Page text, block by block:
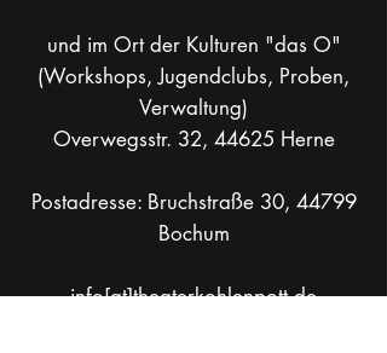
und im Ort der Kulturen "das O"
(Workshops, Jugendclubs, Proben,
Verwaltung)
Overwegsstr. 32, 44625 Herne
Postadresse: Bruchstraße 30, 44799
Bochum
info[at]theaterkohlenpott.de